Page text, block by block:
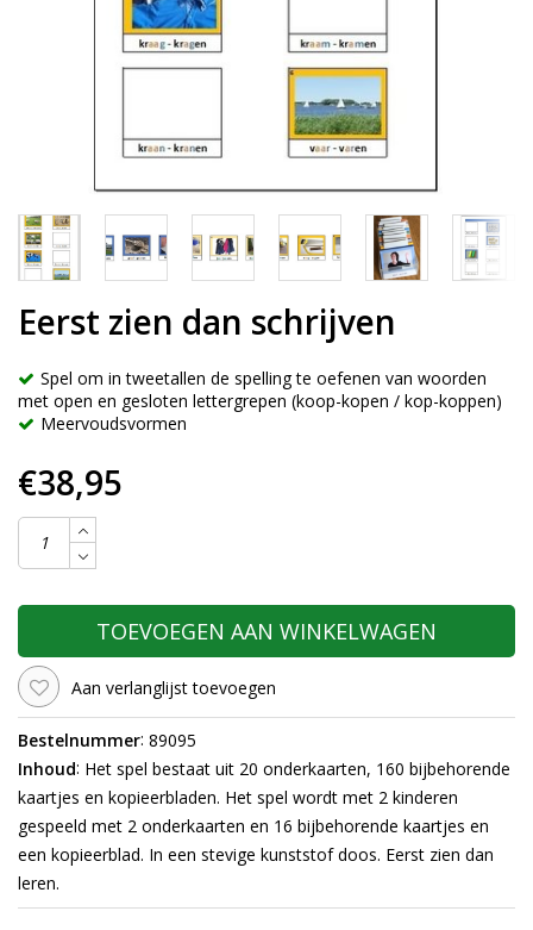
Eerst zien dan schrijven
Spel om in tweetallen de spelling te oefenen van woorden
met open en gesloten lettergrepen (koop-kopen / kop-koppen)
Meervoudsvormen
€38,95
TOEVOEGEN AAN WINKELWAGEN
Aan verlanglijst toevoegen
Bestelnummer: 89095
Inhoud: Het spel bestaat uit 20 onderkaarten, 160 bijbehorende
kaartjes en kopieerbladen. Het spel wordt met 2 kinderen
gespeeld met 2 onderkaarten en 16 bijbehorende kaartjes en
een kopieerblad. In een stevige kunststof doos. Eerst zien dan
leren.